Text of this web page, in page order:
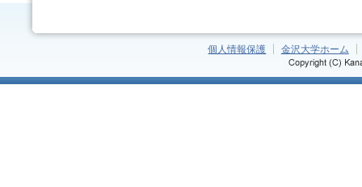
個人情報保護 金沢大学ホーム